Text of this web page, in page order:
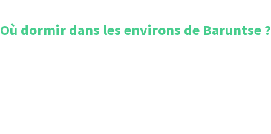
Où dormir dans les environs de Baruntse?